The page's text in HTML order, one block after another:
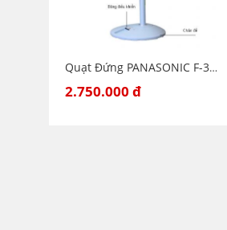
Quạt Đứng PANASONIC F-308NHB (Màu xanh)
2.750.000 đ